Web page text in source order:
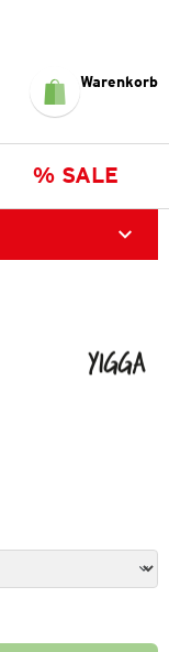
Warenkorb
% SALE